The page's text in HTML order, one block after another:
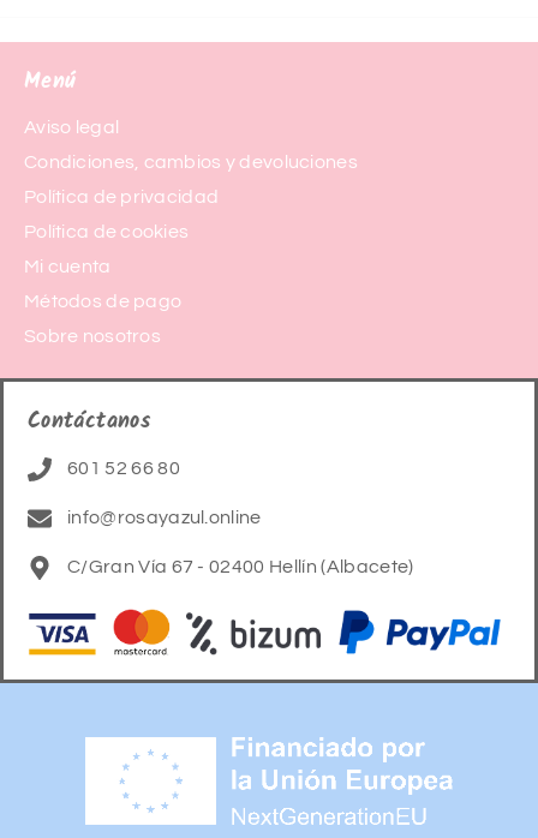
Menú
Aviso legal
Condiciones, cambios y devoluciones
Política de privacidad
Política de cookies
Mi cuenta
Métodos de pago
Sobre nosotros
Contáctanos
601 52 66 80
info@rosayazul.online
C/Gran Vía 67 - 02400 Hellín (Albacete)